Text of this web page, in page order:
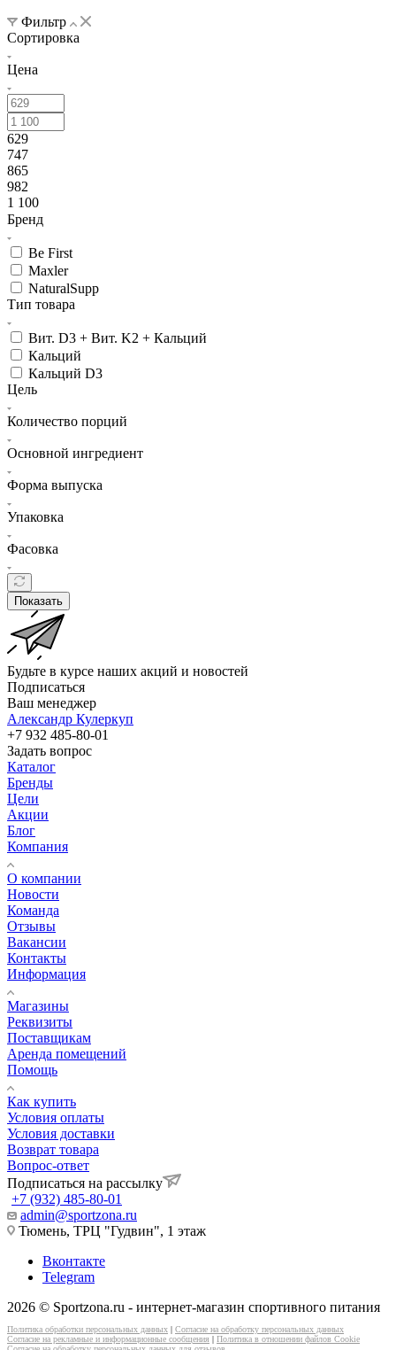
Фильтр
Сортировка
Цена
629
747
865
982
1 100
Бренд
Be First
Maxler
NaturalSupp
Тип товара
Вит. D3 + Вит. K2 + Кальций
Кальций
Кальций D3
Цель
Количество порций
Основной ингредиент
Форма выпуска
Упаковка
Фасовка
Показать
Будьте в курсе наших акций и новостей
Подписаться
Ваш менеджер
Александр Кулеркуп
+7 932 485-80-01
Задать вопрос
Каталог
Бренды
Цели
Акции
Блог
Компания
О компании
Новости
Команда
Отзывы
Вакансии
Контакты
Информация
Магазины
Реквизиты
Поставщикам
Аренда помещений
Помощь
Как купить
Условия оплаты
Условия доставки
Возврат товара
Вопрос-ответ
Подписаться на рассылку
+7 (932) 485-80-01
admin@sportzona.ru
Тюмень, ТРЦ "Гудвин", 1 этаж
Вконтакте
Telegram
2026 © Sportzona.ru - интернет-магазин спортивного питания
Политика обработки персональных данных | Согласие на обработку персональных данных
Согласие на рекламные и информационные сообщения | Политика в отношении файлов Cookie